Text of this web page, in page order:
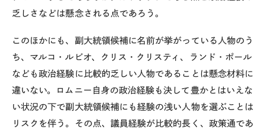
乏しさなどは懸念される点であろう。
このほかにも、副大統領候補に名前が挙がっている人物のう
ち、マルコ・ルビオ、クリス・クリスティ、ランド・ポール
なども政治経験に比較的乏しい人物であることは懸念材料に
違いない。ロムニー自身の政治経験も決して豊かとはいえな
い状況の下で副大統領候補にも経験の浅い人物を選ぶことは
リスクを伴う。その点、議員経験が比較的長く、政策通であ